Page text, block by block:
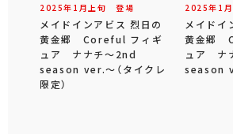
2025年 1 月 上旬 登場
メイドインアビス 烈日の
黄金郷 Coreful フィギ
ュア ナナチ～2nd
season ver.～（タイクレ
限定）
2025年 1 月
メイドイ
黄金郷
ュア ナ
season